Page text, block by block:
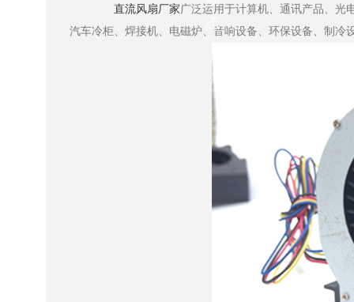
态
直流风扇厂家广泛运用于计算机、通讯产品、光
汽车冷柜、焊接机、电磁炉、音响设备、环保设备